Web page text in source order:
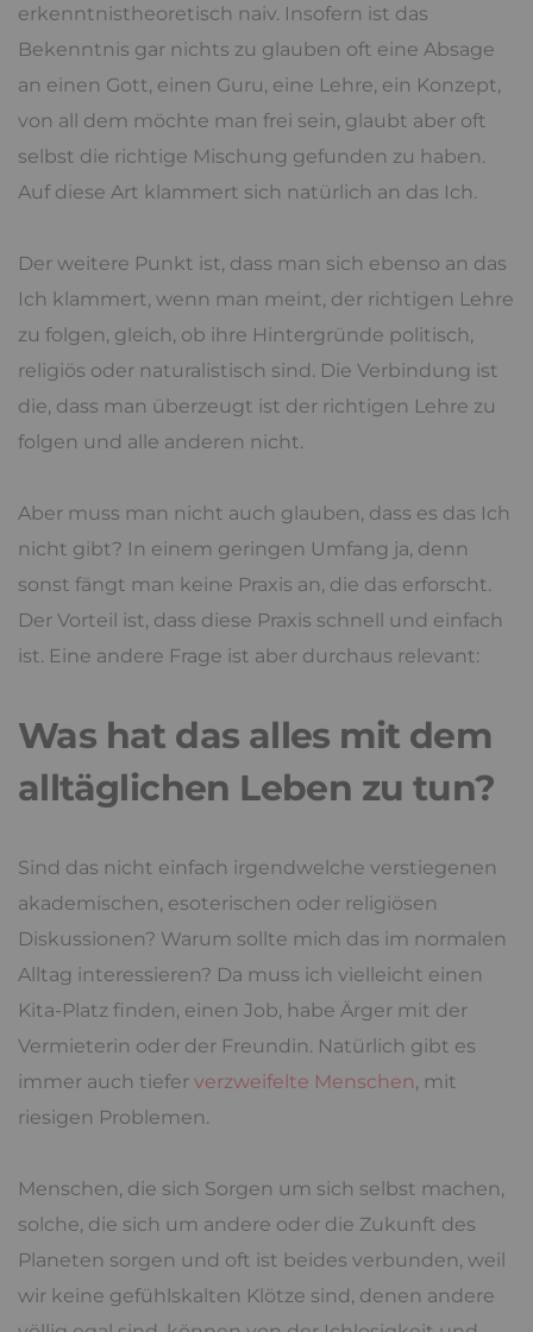
erkenntnistheoretisch naiv. Insofern ist das
Bekenntnis gar nichts zu glauben oft eine Absage
an einen Gott, einen Guru, eine Lehre, ein Konzept,
von all dem möchte man frei sein, glaubt aber oft
selbst die richtige Mischung gefunden zu haben.
Auf diese Art klammert sich natürlich an das Ich.
Der weitere Punkt ist, dass man sich ebenso an das
Ich klammert, wenn man meint, der richtigen Lehre
zu folgen, gleich, ob ihre Hintergründe politisch,
religiös oder naturalistisch sind. Die Verbindung ist
die, dass man überzeugt ist der richtigen Lehre zu
folgen und alle anderen nicht.
Aber muss man nicht auch glauben, dass es das Ich
nicht gibt? In einem geringen Umfang ja, denn
sonst fängt man keine Praxis an, die das erforscht.
Der Vorteil ist, dass diese Praxis schnell und einfach
ist. Eine andere Frage ist aber durchaus relevant:
Was hat das alles mit dem
alltäglichen Leben zu tun?
Sind das nicht einfach irgendwelche verstiegenen
akademischen, esoterischen oder religiösen
Diskussionen? Warum sollte mich das im normalen
Alltag interessieren? Da muss ich vielleicht einen
Kita-Platz finden, einen Job, habe Ärger mit der
Vermieterin oder der Freundin. Natürlich gibt es
immer auch tiefer verzweifelte Menschen, mit
riesigen Problemen.
Menschen, die sich Sorgen um sich selbst machen,
solche, die sich um andere oder die Zukunft des
Planeten sorgen und oft ist beides verbunden, weil
wir keine gefühlskalten Klötze sind, denen andere